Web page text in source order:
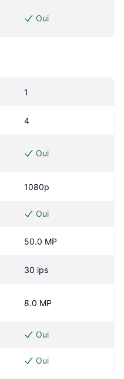
Oui
1
4
Oui
1080p
Oui
50.0 MP
30 ips
8.0 MP
Oui
Oui